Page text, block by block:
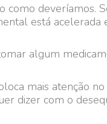
como
está
algum
mais atenção
dizer com o